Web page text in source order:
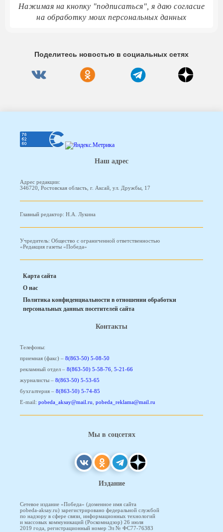
Нажимая на кнопку "подписаться", я даю согласие
на обработку моих персональных данных
Поделитесь новостью в социальных сетях
Наш адрес
Адрес редакции:
346720, Ростовская область, г. Аксай, ул. Дружбы, 17
Главный редактор: Н.А. Лукина
Учредитель: Общество с ограниченной ответственностью
«Редакция газеты «Победа»
Карта сайта
О нас
Политика конфиденциальности в отношении обработки
персональных данных посетителей сайта
Контакты
Телефоны:
приемная (факс) – 8(863-50) 5-08-50
рекламный отдел – 8(863-50) 5-58-76, 5-21-66
журналисты – 8(863-50) 5-53-65
бухгалтерия – 8(863-50) 5-74-85
E-mail: pobeda_aksay@mail.ru, pobeda_reklama@mail.ru
Мы в соцсетях
Издание
Сетевое издание «Победа» (доменное имя сайта
pobeda-aksay.ru) зарегистрировано федеральной службой
по надзору в сфере связи, информационных технологий
и массовых коммуникаций (Роскомнадзор) 26 июля
2019 года, регистрационный номер Эл № ФС77-76383